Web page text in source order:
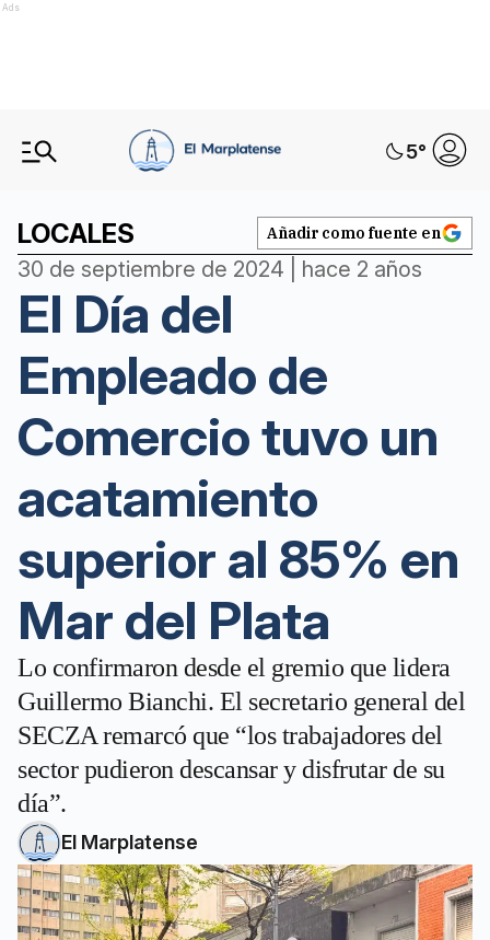
Ads
5°
LOCALES Añadir como fuente en
30 de septiembre de 2024 | hace 2 años
El Día del
Empleado de
Comercio tuvo un
acatamiento
superior al 85% en
Mar del Plata
Lo confirmaron desde el gremio que lidera
Guillermo Bianchi. El secretario general del
SECZA remarcó que “los trabajadores del
sector pudieron descansar y disfrutar de su
día”.
El Marplatense